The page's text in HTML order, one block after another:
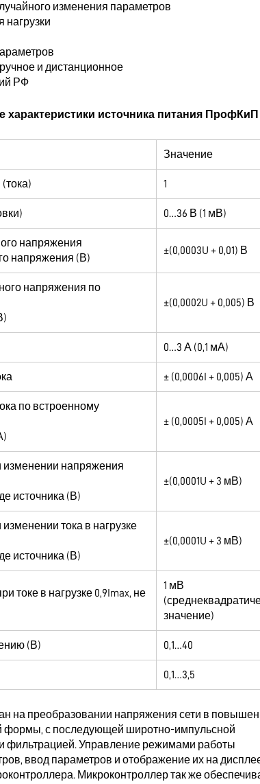
изменения параметров
нагрузки
и дистанционное
РФ
источника питания ПрофКиП
Значение
1
0…36 В (1 мВ)
напряжения
напряжения (В)
±(0,0003U + 0,01) В
напряжения по
±(0,0002U + 0,005) В
0…3 А (0,1 мА)
± (0,0006I + 0,005) А
по встроенному
± (0,0005I + 0,005) А
изменении напряжения
источника (В)
±(0,0001U + 3 мВ)
тока в нагрузке
источника (В)
±(0,0001U + 3 мВ)
токе в нагрузке 0,9Imax, не
1 мВ
значение)
(В) 0,1…40
0,1…3,5
на преобразовании напряжения сети в
формы, с последующей широтно-импульсной
фильтрацией. Управление режимами работы
ввод параметров и отображение их на
Микроконтроллер так же